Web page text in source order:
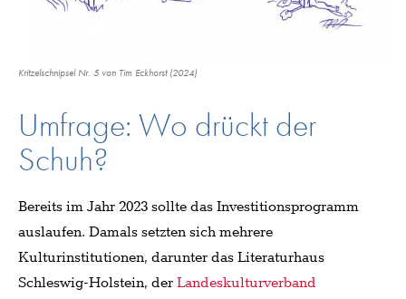
Kritzelschnipsel Nr. 5 von Tim Eckhorst (2024)
Umfrage: Wo drückt der
Schuh?
Bereits im Jahr 2023 sollte das Investitionsprogramm
auslaufen. Damals setzten sich mehrere
Kulturinstitutionen, darunter das Literaturhaus
Schleswig-Holstein, derLandeskulturverband